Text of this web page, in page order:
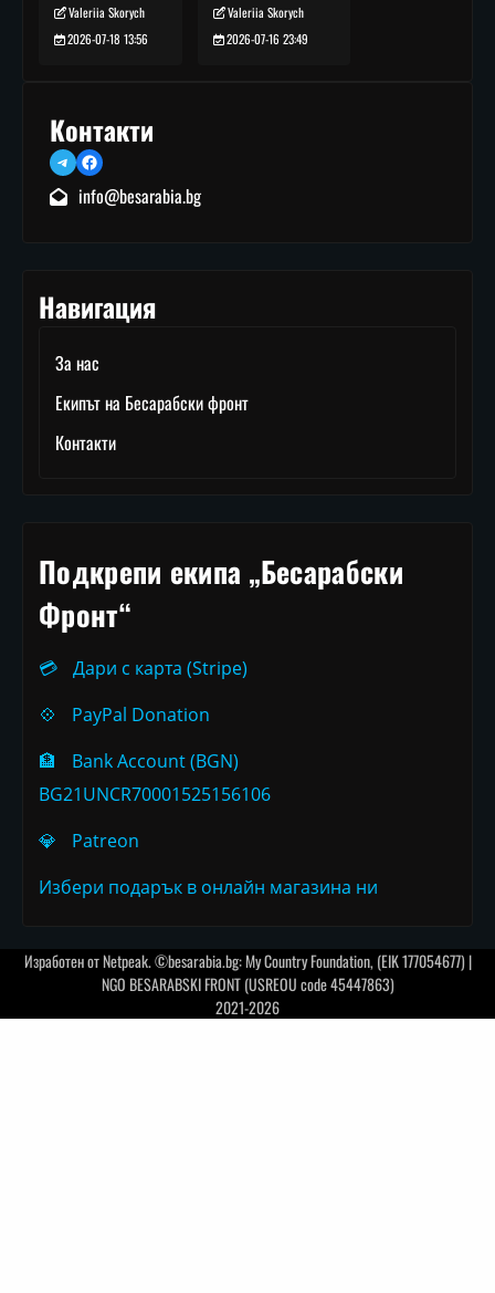
Valeriia Skorych
2026-07-18 13:56
Valeriia Skorych
2026-07-16 23:49
Контакти
TelegramFacebook
info@besarabia.bg
Навигация
За нас
Екипът на Бесарабски фронт
Контакти
Подкрепи екипа „Бесарабски
Фронт“
💳
Дари с карта (Stripe)
💠
PayPal Donation
🏦
Bank Account (BGN)
BG21UNCR70001525156106
💎
Patreon
Избери подарък в онлайн магазина ни
Изработен отNetpeak. ©besarabia.bg: My Country Foundation, (EIK 177054677) |
NGO BESARABSKI FRONT (USREOU code 45447863)
2021-2026